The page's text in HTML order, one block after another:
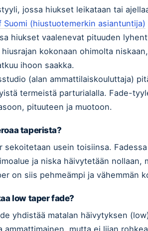
jossa hiukset leikataan tai
Suomi (hiustuotemerkin asiantuntija)
hiukset vaalenevat pituuden
kokonaan ohimolta
ihoon saakka.
(alan ammattilaiskouluttaja)
termeistä parturialalla. Fade-
pituuteen ja muotoon.
taperista?
sekoitetaan usein toisiinsa.
ja niska häivytetään nollaan,
on siis pehmeämpi ja vähemmän
low taper fade?
yhdistää matalan häivytyksen
ammattimainen, mutta ei liian